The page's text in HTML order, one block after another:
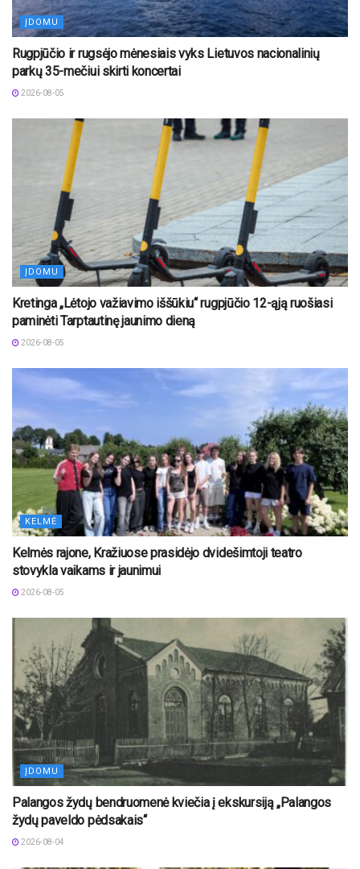
ĮDOMU
Rugpjūčio ir rugsėjo mėnesiais vyks Lietuvos nacionalinių
parkų 35-mečiui skirti koncertai
2026-08-05
ĮDOMU
Kretinga „Lėtojo važiavimo iššūkiu“ rugpjūčio 12-ąją ruošiasi
paminėti Tarptautinę jaunimo dieną
2026-08-05
KELMĖ
Kelmės rajone, Kražiuose prasidėjo dvidešimtoji teatro
stovykla vaikams ir jaunimui
2026-08-05
ĮDOMU
Palangos žydų bendruomenė kviečia į ekskursiją „Palangos
žydų paveldo pėdsakais“
2026-08-04